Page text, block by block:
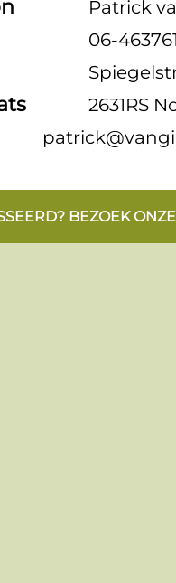
Patrick
06-
2631RS
BEZOEK